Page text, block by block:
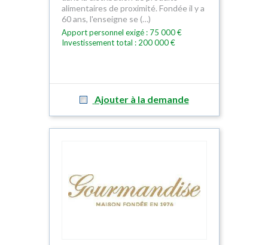
alimentaires de proximité. Fondée il y a
60 ans, l'enseigne se (…)
Apport personnel exigé : 75 000 €
Investissement total : 200 000 €
Ajouter à la demande